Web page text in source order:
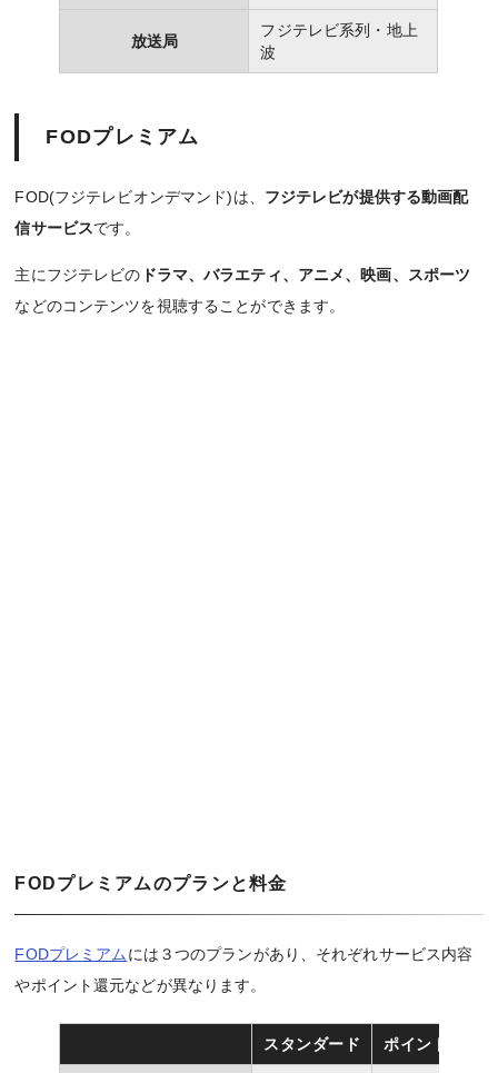
放送局
フジテレビ系列・地上
波
FODプレミアム
FOD(フジテレビオンデマンド)は、 フジテレビが提供する動画配
信サービスです。
主にフジテレビの ドラマ、バラエティ、アニメ、映画、スポーツ
などのコンテンツを視聴することができます。
FODプレミアムのプランと料金
FODプレミアムには３つのプランがあり、それぞれサービス内容
やポイント還元などが異なります。
スタンダード ポイントMAX